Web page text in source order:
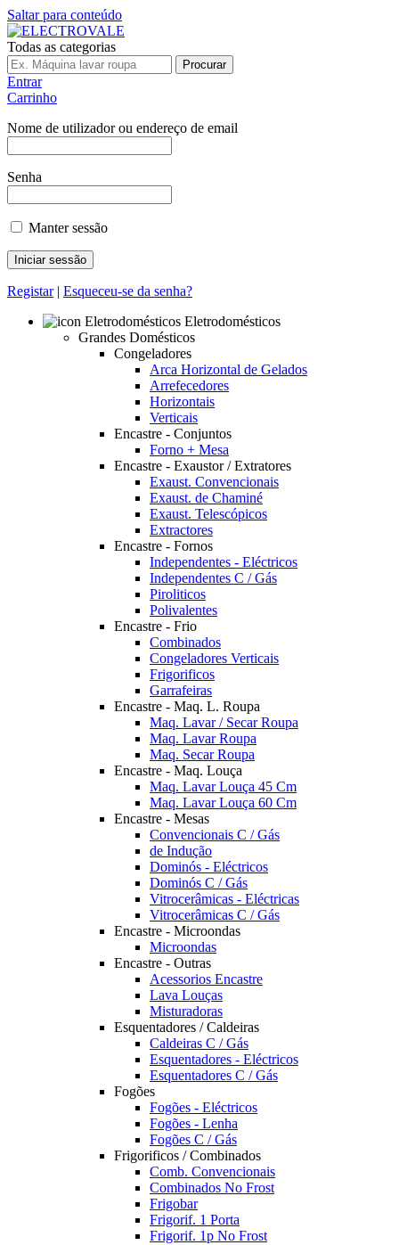
Saltar para conteúdo
Todas as categorias
Procurar
Entrar
Carrinho
Nome de utilizador ou endereço de email
Senha
Manter sessão
Registar| Esqueceu-se da senha?
Eletrodomésticos
Grandes Domésticos
Congeladores
Arca Horizontal de Gelados
Arrefecedores
Horizontais
Verticais
Encastre - Conjuntos
Forno + Mesa
Encastre - Exaustor / Extratores
Exaust. Convencionais
Exaust. de Chaminé
Exaust. Telescópicos
Extractores
Encastre - Fornos
Independentes - Eléctricos
Independentes C / Gás
Piroliticos
Polivalentes
Encastre - Frio
Combinados
Congeladores Verticais
Frigorificos
Garrafeiras
Encastre - Maq. L. Roupa
Maq. Lavar / Secar Roupa
Maq. Lavar Roupa
Maq. Secar Roupa
Encastre - Maq. Louça
Maq. Lavar Louça 45 Cm
Maq. Lavar Louça 60 Cm
Encastre - Mesas
Convencionais C / Gás
de Indução
Dominós - Eléctricos
Dominós C / Gás
Vitrocerâmicas - Eléctricas
Vitrocerâmicas C / Gás
Encastre - Microondas
Microondas
Encastre - Outras
Acessorios Encastre
Lava Louças
Misturadoras
Esquentadores / Caldeiras
Caldeiras C / Gás
Esquentadores - Eléctricos
Esquentadores C / Gás
Fogões
Fogões - Eléctricos
Fogões - Lenha
Fogões C / Gás
Frigorificos / Combinados
Comb. Convencionais
Combinados No Frost
Frigobar
Frigorif. 1 Porta
Frigorif. 1p No Frost